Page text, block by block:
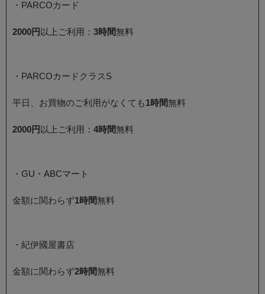
・PARCOカード
2000円 以上ご利用： 3時間無料
・PARCOカードクラスS
平日、お買物のご利用がなくても 1時間無料
2000円 以上ご利用： 4時間無料
・GU・ABCマート
金額に関わらず1時間無料
・紀伊國屋書店
金額に関わらず2時間無料